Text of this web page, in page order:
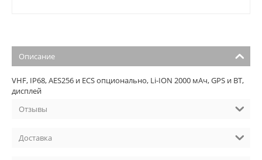
Описание
VHF, IP68, AES256 и ECS опционально, Li-ION 2000 мАч, GPS и BT,
дисплей
Отзывы
Доставка